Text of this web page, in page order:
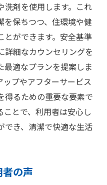
洗剤を使用します。これ
を保ちつつ、住環境や健
とができます。安全基準
詳細なカウンセリングを
適なプランを提案しま
プやアフターサービス
得るための重要な要素で
とで、利用者は安心し
でき、清潔で快適な生活
の声